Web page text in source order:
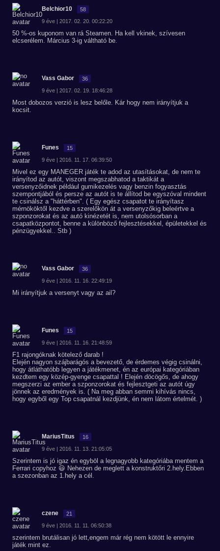
Belchior10 58
9 éve | 2017. 02. 20. 00:22:20
50 %-os kuponom van rá Steamen. Ha kell vkinek, szívesen
elcserélem. Március 3-ig váltható be.
Vass Gabor 36
9 éve | 2017. 02. 19. 18:46:28
Most dobozos verzió is lesz belőle. Kár hogy nem irányítjuk a
kocsit.
Funes 15
9 éve | 2016. 11. 17. 06:39:50
Mivel ez egy MANEGER játék te adod az utasításokat, de nem te
irányítod az autót, viszont megszabhatod a taktikát a
versenyzőidnek például gumikezelés vagy benzin fogyasztás
szempontjából és persze az autót is te állítod be egyszóval mindent
te csinálsz a "háttérben". ( Egy egész csapatot te irányítasz
mérnököktől kezdve a szerelőkön át a versenyzőkig beleértve a
szponzorokat és az autó kinézetét is, nem utolsósorban a
csapatközpontot, benne a különböző fejlesztésekkel, épületekkel és
pénzügyekkel.. Stb )
Vass Gabor 36
9 éve | 2016. 11. 16. 22:49:19
Mi irányítjuk a versenyt vagy az ail?
Funes 15
9 éve | 2016. 11. 16. 21:48:59
F1 rajongóknak kötelező darab !
Elején nagyon szájbarágós a bevezető, de érdemes végig csinálni,
hogy átláthatóbb legyen a játékmenet, én az európai kategóriában
kezdtem egy közép-gyenge csapattal ! Elején döcögős, de ahogy
megszerzi az ember a szponzorokat és fejlesztgeti az autót úgy
jönnek az eredmények is. ( Na meg abban semmi kihívás nincs,
hogy egyből egy Top csapatnál kezdjünk, én nem látom értelmét. )
MariusTitus 16
9 éve | 2016. 11. 13. 21:05:05
Szerintem is jó igaz én egybōl a legnagyobb kategóriába mentem a
Ferrari copyhoz 😃 Nehezen de meglett a konstruktőri 2.hely.Ebben
a szezonban az 1.hely a cél.
czene 21
9 éve | 2016. 11. 11. 06:50:38
szerintem brutálisan jó lett,engem már rég nem kötött le ennyire
játék mint ez.